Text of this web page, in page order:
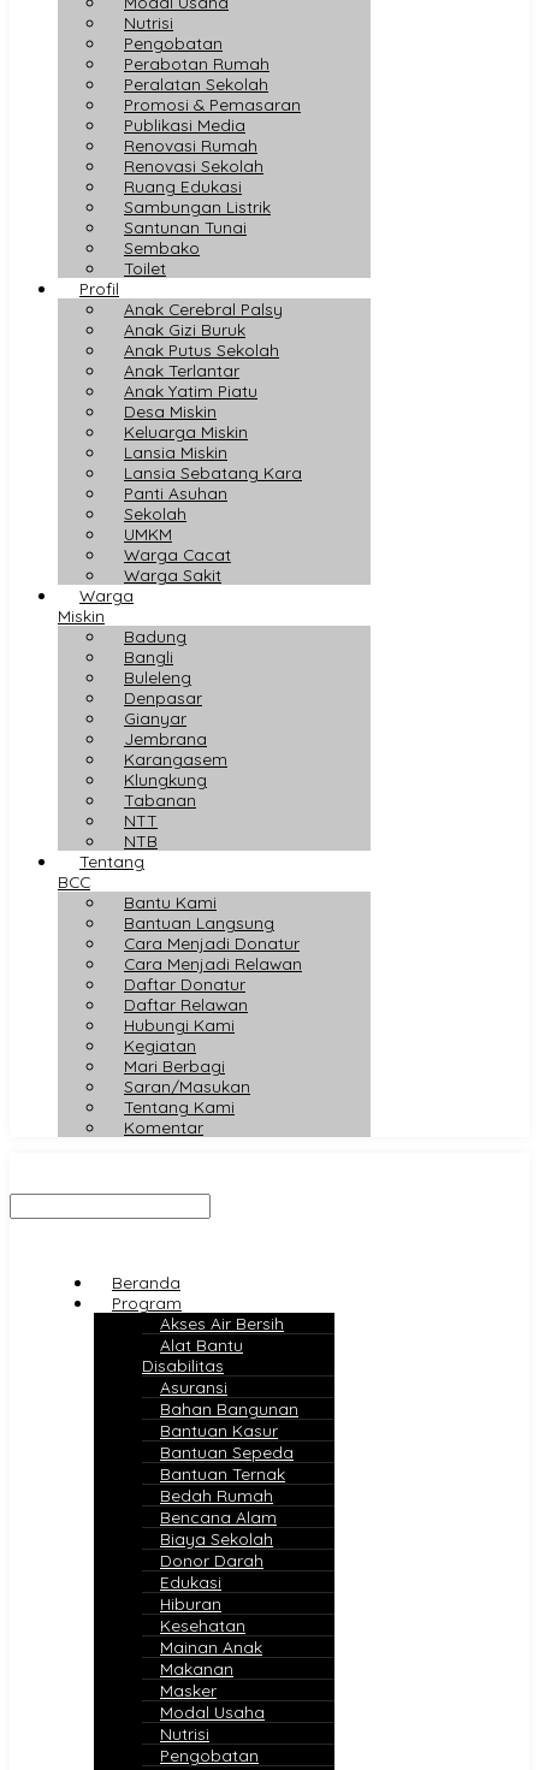
Nutrisi
Pengobatan
Perabotan Rumah
Peralatan Sekolah
Promosi & Pemasaran
Publikasi Media
Renovasi Rumah
Renovasi Sekolah
Ruang Edukasi
Sambungan Listrik
Santunan Tunai
Sembako
Toilet
Profil
Anak Cerebral Palsy
Anak Gizi Buruk
Anak Putus Sekolah
Anak Terlantar
Anak Yatim Piatu
Desa Miskin
Keluarga Miskin
Lansia Miskin
Lansia Sebatang Kara
Panti Asuhan
Sekolah
UMKM
Warga Cacat
Warga Sakit
Warga
Miskin
Badung
Bangli
Buleleng
Denpasar
Gianyar
Jembrana
Karangasem
Klungkung
Tabanan
NTT
NTB
Tentang
BCC
Bantu Kami
Bantuan Langsung
Cara Menjadi Donatur
Cara Menjadi Relawan
Daftar Donatur
Daftar Relawan
Hubungi Kami
Kegiatan
Mari Berbagi
Saran/Masukan
Tentang Kami
Komentar
Beranda
Program
Akses Air Bersih
Alat Bantu
Disabilitas
Asuransi
Bahan Bangunan
Bantuan Kasur
Bantuan Sepeda
Bantuan Ternak
Bedah Rumah
Bencana Alam
Biaya Sekolah
Donor Darah
Edukasi
Hiburan
Kesehatan
Mainan Anak
Makanan
Masker
Modal Usaha
Nutrisi
Pengobatan